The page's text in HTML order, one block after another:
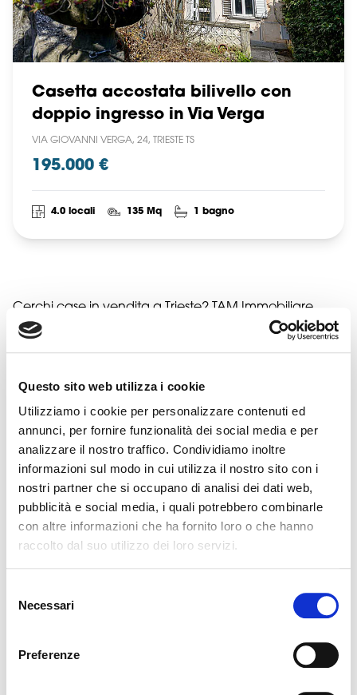
Questo sito web utilizza i cookie
Utilizziamo i cookie per personalizzare contenuti ed
annunci, per fornire funzionalità dei social media e per
analizzare il nostro traffico. Condividiamo inoltre
informazioni sul modo in cui utilizza il nostro sito con i
nostri partner che si occupano di analisi dei dati web,
pubblicità e social media, i quali potrebbero combinarle
con altre informazioni che ha fornito loro o che hanno
raccolto dal suo utilizzo dei loro servizi.
delNecessari
Preferenze
Casetta accostata bilivello con
doppio ingresso in Via Verga
VIA GIOVANNI VERGA, 24, TRIESTE TS
195.000 €
4.0 locali 135 Mq 1 bagno
Cerchi case in vendita a Trieste? TAM Immobiliare
propone una selezione esclusiva di ville singole,
bifamiliari, a schiera e case indipendenti nelle zone più
giardino, terrazzi panoramici e ampie metrature per
chi desidera spazio, privacy e qualità abitativa
comprende diverse soluzioni tra cui: ville e case
indipendenti con giardino privato, perfette per
massima privacy e indipendenza; ville bifamiliari o
villette a schiera con ingressi indipendenti; casali da
ristrutturare o già restaurati, immersi nel verde. Le case
Trieste Centro, Barcola e Costiera, Roiano e Gretta,
Opicina e Altura, Prosecco e San Dorligo, Grignano,
Contovello, Borgo S.Sergio, San Luigi e San Giacomo,
San Giovanni e zona università. Affidati alla nostra